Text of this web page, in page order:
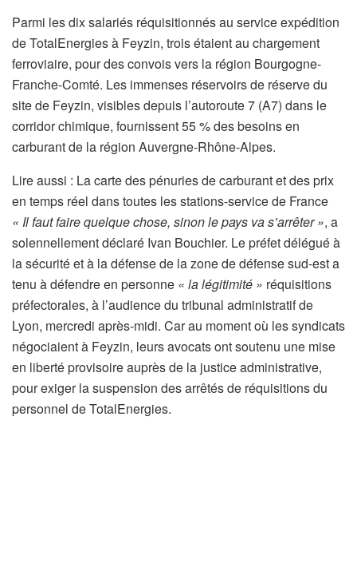
Parmi les dix salariés réquisitionnés au service expédition
de TotalEnergies à Feyzin, trois étaient au chargement
ferroviaire, pour des convois vers la région Bourgogne-
Franche-Comté. Les immenses réservoirs de réserve du
site de Feyzin, visibles depuis l’autoroute 7 (A7) dans le
corridor chimique, fournissent 55 % des besoins en
carburant de la région Auvergne-Rhône-Alpes.
Lire aussi : La carte des pénuries de carburant et des prix
en temps réel dans toutes les stations-service de France
« Il faut faire quelque chose, sinon le pays va s’arrêter », a
solennellement déclaré Ivan Bouchier. Le préfet délégué à
la sécurité et à la défense de la zone de défense sud-est a
tenu à défendre en personne « la légitimité » réquisitions
préfectorales, à l’audience du tribunal administratif de
Lyon, mercredi après-midi. Car au moment où les syndicats
négociaient à Feyzin, leurs avocats ont soutenu une mise
en liberté provisoire auprès de la justice administrative,
pour exiger la suspension des arrêtés de réquisitions du
personnel de TotalEnergies.